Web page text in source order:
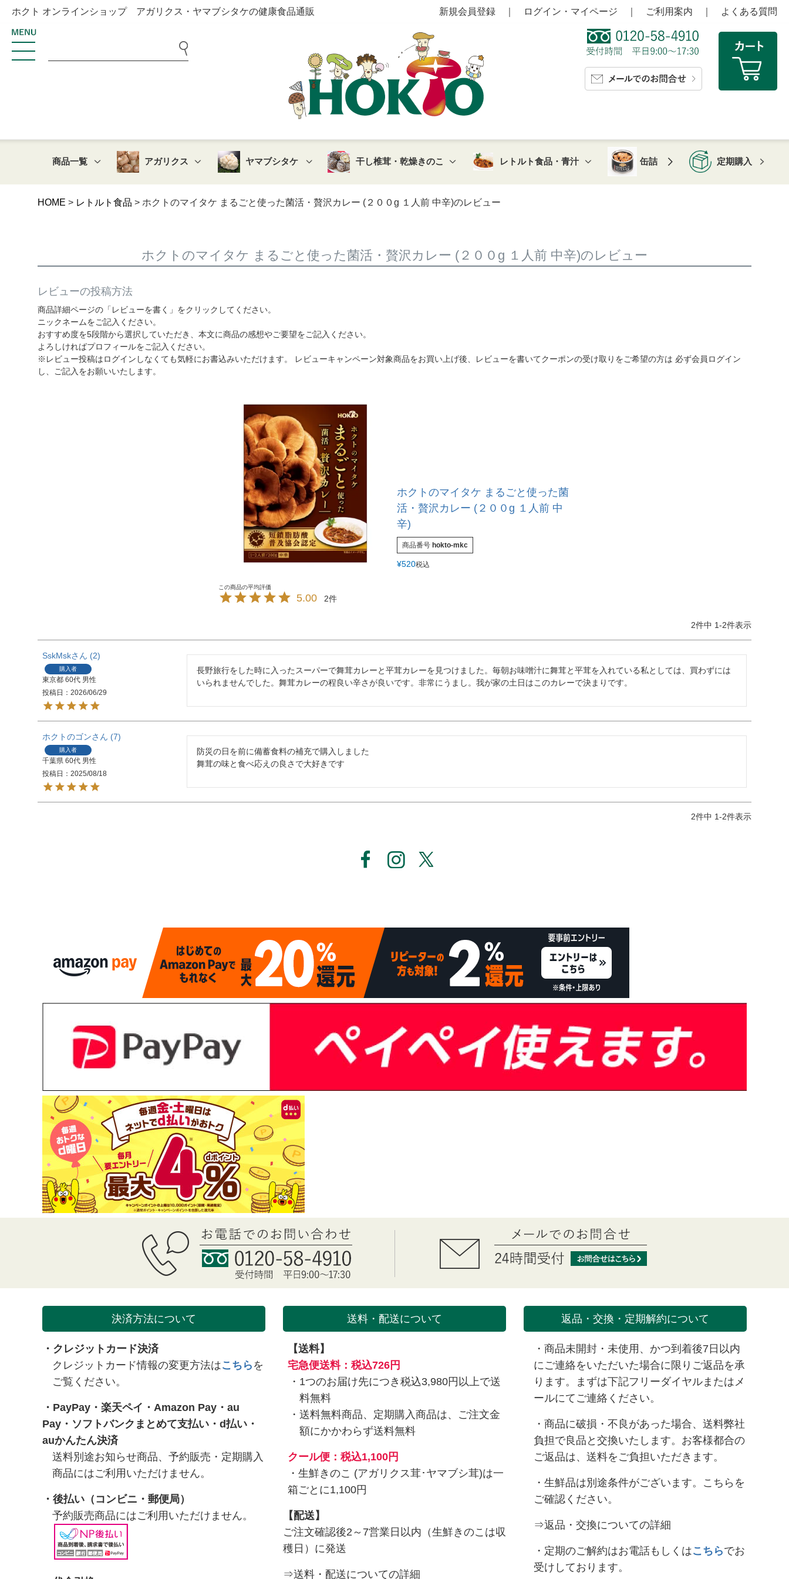
ホクト オンラインショップ アガリクス・ヤマブシタケの健康食品通販 新規会員登録 ログイン・マイページ ご利用案内 よくある質問
商品一覧 アガリクス ヤマブシタケ 干し椎茸・乾燥きのこ レトルト食品・青汁 缶詰 定期購入
HOME レトルト食品 ホクトのマイタケ まるごと使った菌活・贅沢カレー (２００g １人前 中辛)のレビュー
ホクトのマイタケ まるごと使った菌活・贅沢カレー (２００g １人前 中辛)のレビュー
レビューの投稿方法
商品詳細ページの「レビューを書く」をクリックしてください。
ニックネームをご記入ください。
おすすめ度を5段階から選択していただき、本文に商品の感想やご要望をご記入ください。
よろしければプロフィールをご記入ください。
※レビュー投稿はログインしなくても気軽にお書込みいただけます。 レビューキャンペーン対象商品をお買い上げ後、レビューを書いてクーポンの受け取りをご希望の方は 必ず会員ログイン
し、ご記入をお願いいたします。
ホクトのマイタケ まるごと使った菌
活・贅沢カレー (２００g １人前 中
辛)
商品番号 hokto-mkc
¥520税込
5.00 2
2件中 1-2件表示
SskMsk 2
購入者
東京都 60代 男性
投稿日
2026/06/29
長野旅行をした時に入ったスーパーで舞茸カレーと平茸カレーを見つけました。毎朝お味噌汁に舞茸と平茸を入れている私としては、買わずには
いられませんでした。舞茸カレーの程良い辛さが良いです。非常にうまし。我が家の土日はこのカレーで決まりです。
ホクトのゴン 7
購入者
千葉県 60代 男性
投稿日
2025/08/18
防災の日を前に備蓄食料の補充で購入しました
舞茸の味と食べ応えの良さで大好きです
2件中 1-2件表示
決済方法について
・クレジットカード決済
クレジットカード情報の変更方法はこちら を
ご覧ください。
・ PayPay ・ 楽天ペイ ・ Amazon Pay ・ au
Pay ・ ソフトバンクまとめて支払い ・ d払い ・
auかんたん決済
送料別途お知らせ商品、予約販売・定期購入
商品にはご利用いただけません。
・ 後払い（コンビニ・郵便局）
予約販売商品にはご利用いただけません。
送料・配送について
【送料】
宅急便送料：税込726円
1つのお届け先につき税込3,980円以上で送
料無料
送料無料商品、定期購入商品は、ご注文金
額にかかわらず送料無料
クール便：税込1,100円
・生鮮きのこ (アガリクス茸･ヤマブシ茸)は一
箱ごとに1,100円
【配送】
ご注文確認後2～7営業日以内（生鮮きのこは収
穫日）に発送
⇒送料・配送についての詳細
返品・交換・定期解約について
・商品未開封・未使用、かつ到着後7日以内
にご連絡をいただいた場合に限りご返品を承
ります。まずは下記フリーダイヤルまたはメ
ールにてご連絡ください。
・商品に破損・不良があった場合、送料弊社
負担で良品と交換いたします。お客様都合の
ご返品は、送料をご負担いただきます。
・生鮮品は別途条件がございます。 こちら を
ご確認ください。
⇒返品・交換についての詳細
・定期のご解約はお電話もしくはこちらでお
受けしております。